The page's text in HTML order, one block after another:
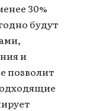
30%
будут
и
позволит